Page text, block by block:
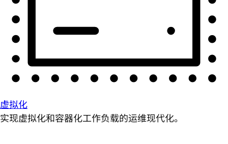
虚拟化
实现虚拟化和容器化工作负载的运维现代化。